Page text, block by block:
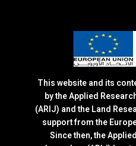
This website and its
by the Applied
(ARIJ) and the Land
support from the
Since then, the